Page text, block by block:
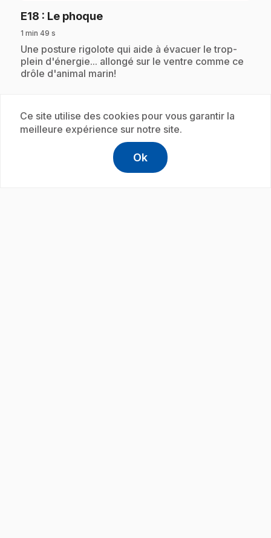
E18 : Le phoque.
1 min 49 s
.Une posture rigolote qui aide à évacuer le trop-
plein d'énergie... allongé sur le ventre comme ce
drôle d'animal marin!
Abonnement
Ce site utilise des cookies pour vous garantir la
meilleure expérience sur notre site.
Ok